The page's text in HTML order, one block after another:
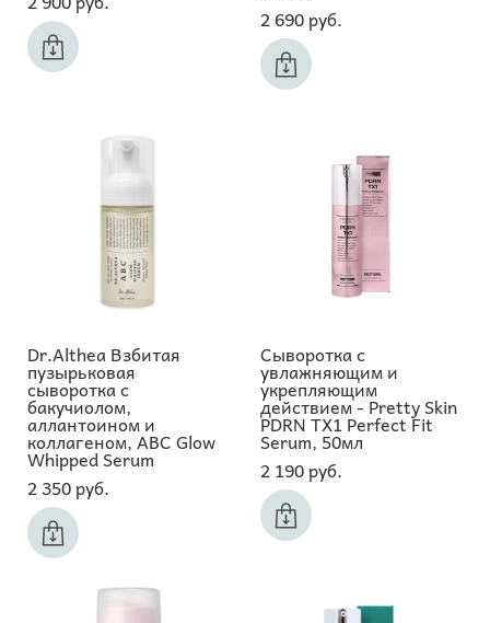
2 690 pуб.
Dr.Althea Взбитая
пузырьковая
сыворотка с
бакучиолом,
аллантоином и
коллагеном, ABC Glow
Whipped Serum
2 350 pуб.
Сыворотка с
увлажняющим и
укрепляющим
действием - Pretty Skin
PDRN TX1 Perfect Fit
Serum, 50мл
2 190 pуб.